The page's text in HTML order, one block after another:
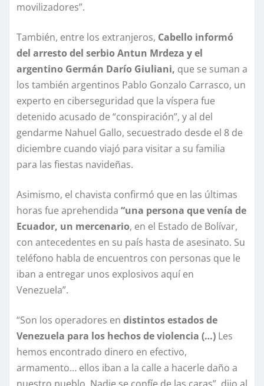
movilizadores”.
También, entre los extranjeros, Cabello informó
del arresto del serbio Antun Mrdeza y el
argentino Germán Darío Giuliani, que se suman a
los también argentinos Pablo Gonzalo Carrasco, un
experto en ciberseguridad que la víspera fue
detenido acusado de “conspiración”, y al del
gendarme Nahuel Gallo, secuestrado desde el 8 de
diciembre cuando viajó para visitar a su familia
para las fiestas navideñas.
Asimismo, el chavista confirmó que en las últimas
horas fue aprehendida “una persona que venía de
Ecuador, un mercenario, en el Estado de Bolívar,
con antecedentes en su país hasta de asesinato. Su
teléfono habla de encuentros con personas que le
iban a entregar unos explosivos aquí en
Venezuela”.
“Son los operadores en distintos estados de
Venezuela para los hechos de violencia (…) Les
hemos encontrado dinero en efectivo,
armamento… ellos iban a la calle a hacerle daño a